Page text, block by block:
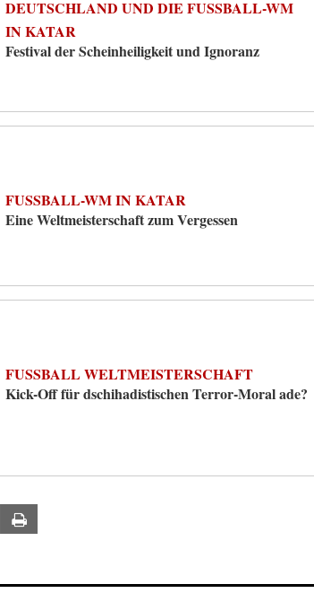
DEUTSCHLAND UND DIE FUSSBALL-WM I
N KATAR
Festival der Scheinheiligkeit und Ignoranz
FUSSBALL-WM IN KATAR
Eine Weltmeisterschaft zum Vergessen
FUSSBALL WELTMEISTERSCHAFT
Kick-Off für dschihadistischen Terror-Moral ade?
Email